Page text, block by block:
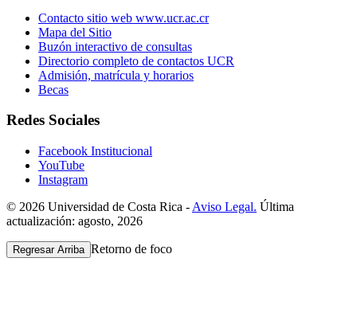
Contacto sitio web www.ucr.ac.cr
Mapa del Sitio
Buzón interactivo de consultas
Directorio completo de contactos UCR
Admisión, matrícula y horarios
Becas
Redes Sociales
Facebook Institucional
YouTube
Instagram
© 2026 Universidad de Costa Rica - Aviso Legal. Última
actualización: agosto, 2026
Regresar Arriba Retorno de foco